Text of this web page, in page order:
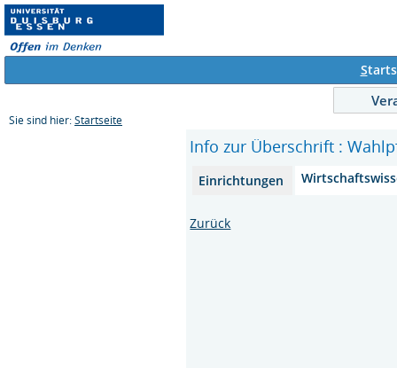
S
Sie sind hier: Startseite
Info zur Überschrift :
Einrichtungen
Zurück